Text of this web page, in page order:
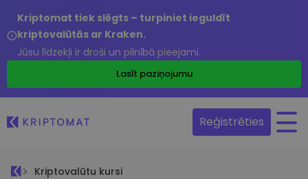
Kriptomat tiek slēgts – turpiniet ieguldīt
kriptovalūtās ar Kraken.
Jūsu līdzekļi ir droši un pilnībā pieejami.
Lasīt paziņojumu
Reģistrēties
Kriptovalūtu kursi